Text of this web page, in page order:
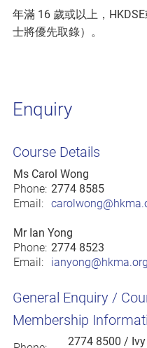
年滿 16 歲或以上，
士將優先取錄）。
Enquiry
Course Details
Ms Carol Wong
Phone: 2774 8585
Email:
Mr Ian Yong
Phone: 2774 8523
Email:
General Enquiry /
Membership
2774 8500 / Ivy